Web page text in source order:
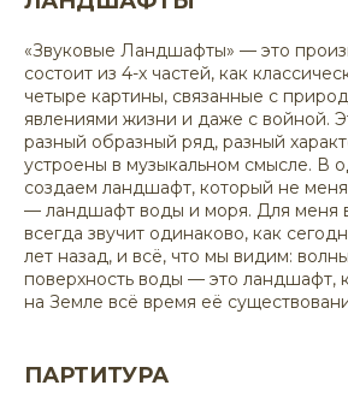
«Звуковые Ландшафты» — это
состоит из 4-х частей, как
четыре картины, связанные с
явлениями жизни и даже с войной.
разный образный ряд, разный
устроены в музыкальном смысле. В
создаем ландшафт, который не
— ландшафт воды и моря. Для меня
всегда звучит одинаково, как
лет назад, и всё, что мы видим:
поверхность воды — это ландшафт,
на Земле всё время её
ПАРТИТУРА